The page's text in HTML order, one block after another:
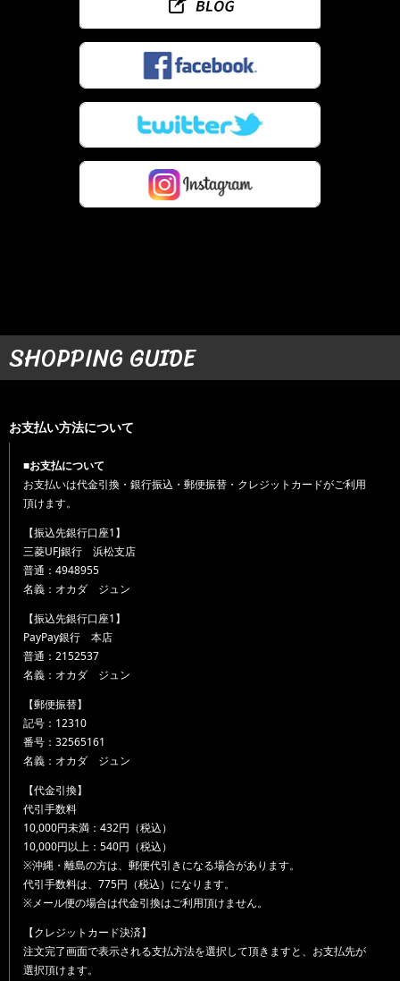
SHOPPING GUIDE
お支払い方法について
■お支払について
お支払いは代金引換・銀行振込・郵便振替・クレジットカードがご利用
頂けます。
【振込先銀行口座1】
三菱UFJ銀行 浜松支店
普通：4948955
名義：オカダ ジュン
【振込先銀行口座1】
PayPay銀行 本店
普通：2152537
名義：オカダ ジュン
【郵便振替】
記号：12310
番号：32565161
名義：オカダ ジュン
【代金引換】
代引手数料
10,000円未満：432円（税込）
10,000円以上：540円（税込）
※沖縄・離島の方は、郵便代引きになる場合があります。
代引手数料は、775円（税込）になります。
※メール便の場合は代金引換はご利用頂けません。
【クレジットカード決済】
注文完了画面で表示される支払方法を選択して頂きますと、お支払先が
選択頂けます。